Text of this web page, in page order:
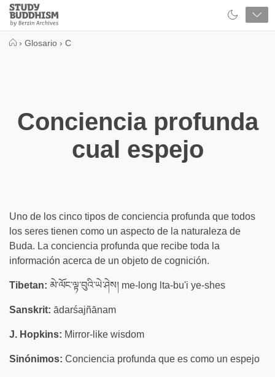
Close
Study
Buddhism
› Glosario › C
Conciencia profunda
cual espejo
Uno de los cinco tipos de conciencia profunda que todos
los seres tienen como un aspecto de la naturaleza de
Buda. La conciencia profunda que recibe toda la
información acerca de un objeto de cognición.
Tibetan: མེ་ལོང་ལྟ་བུའི་ཡེ་ཤེས། me-long lta-bu'i ye-shes
Sanskrit: ādarśajñānam
J. Hopkins: Mirror-like wisdom
Sinónimos: Conciencia profunda que es como un espejo